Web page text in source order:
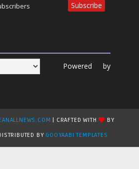
Subscribe
Powered by
| CRAFTED WITH
BY
BY GOOYAABI TEMPLATES